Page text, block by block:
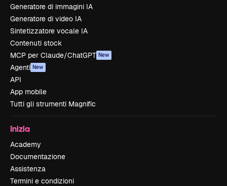
Generatore di immagini IA
Generatore di video IA
Sintetizzatore vocale IA
Contenuti stock
MCP per Claude/ChatGPT New
Agenti New
API
App mobile
Tutti gli strumenti Magnific
Inizia
Academy
Documentazione
Assistenza
Termini e condizioni